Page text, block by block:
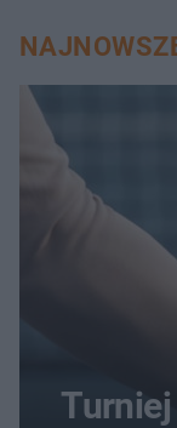
Turniej